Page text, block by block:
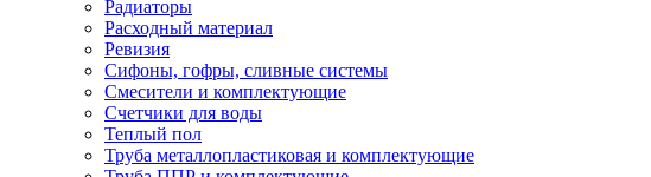
Радиаторы
Расходный материал
Ревизия
Сифоны, гофры, сливные системы
Смесители и комплектующие
Счетчики для воды
Теплый пол
Труба металлопластиковая и комплектующие